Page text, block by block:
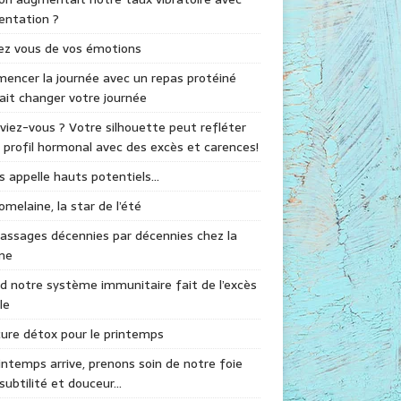
?
vous de vos émotions
la journée avec un repas protéiné
changer votre journée
vous ? Votre silhouette peut refléter
hormonal avec des excès et carences!
appelle hauts potentiels…
la star de l’été
décennies par décennies chez la
notre système immunitaire fait de l’excès
détox pour le printemps
arrive, prenons soin de notre foie
et douceur…